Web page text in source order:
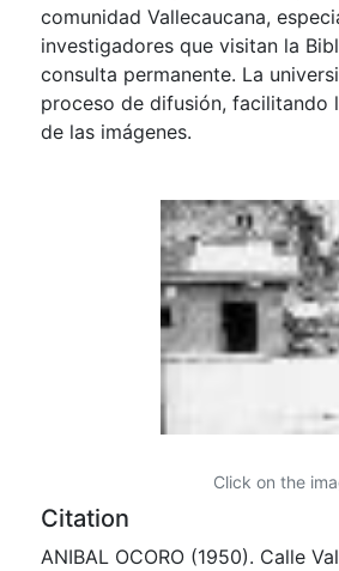
comunidad Vallecaucana,
investigadores que visitan la
consulta permanente. La
proceso de difusión, facilitando
de las imágenes.
Click on the
Citation
ANIBAL OCORO (1950). Calle